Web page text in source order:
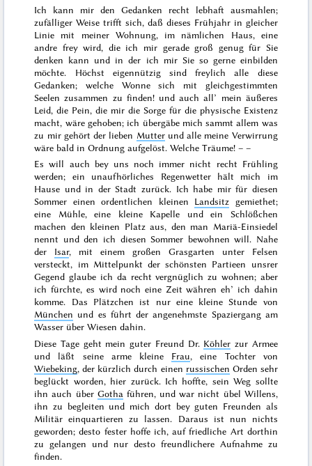
Ich kann mir den Gedanken recht lebhaft ausmahlen;
zufälliger Weise trifft sich, daß dieses Frühjahrin gleicher
Linie mit meiner Wohnung, im nämlichen Haus, eine
andre frey wird, die ich mir gerade groß genug für Sie
denken kann und in der ich mir Sie so gerne einbilden
möchte. Höchst eigennützig sind freylich alle diese
Gedanken; welche Wonne sich mit gleichgestimmten
Seelen zusammen zu finden! und auch all’ mein äußeres
Leid, die Pein, die mir die Sorge für die physische Existenz
macht, wäre gehoben; ich übergäbe mich sammt allem was
zu mir gehört der lieben Mutterund alle meine Verwirrung
wäre bald in Ordnung aufgelöst. Welche Träume! – –
Es will auch bey uns noch immer nicht recht Frühling
werden; ein unaufhörliches Regenwetter hält mich im
Hause und in der Stadt zurück. Ich habe mir für diesen
Sommer einen ordentlichen kleinen Landsitz gemiethet;
eine Mühle, eine kleine Kapelle und ein Schlößchen
machen den kleinen Platz aus, den man Mariä-Einsiedel
nennt und den ich diesen Sommer bewohnen will. Nahe
der Isar, mit einem großen Grasgarten unter Felsen
versteckt, im Mittelpunkt der schönsten Partieen unsrer
Gegend glaube ich da recht vergnüglich zu wohnen; aber
ich fürchte, es wird noch eine Zeit währen eh’ ich dahin
komme. Das Plätzchen ist nur eine kleine Stunde von
München und es führt der angenehmste Spaziergang am
Wasser über Wiesen dahin.
Diese Tage geht mein guter Freund Dr. Köhler zur Armee
und läßt seine arme kleine Frau, eine Tochter von
Wiebeking, der kürzlich durch einen russischen Orden sehr
beglückt worden, hier zurück. Ich hoffte, sein Weg sollte
ihn auch über Gotha führen, und war nicht übel Willens,
ihn zu begleiten und mich dort bey guten Freunden als
Militär einquartieren zu lassen. Daraus ist nun nichts
geworden; desto fester hoffe ich, auf friedliche Art dorthin
zu gelangen und nur desto freundlichere Aufnahme zu
finden.